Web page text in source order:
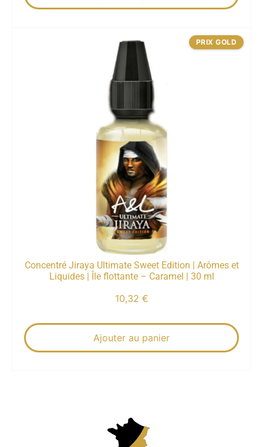
Concentré Jiraya Ultimate Sweet Edition | Arômes et
Liquides | Île flottante – Caramel | 30 ml
10,32 €
Ajouter au panier
PRIX GOLD